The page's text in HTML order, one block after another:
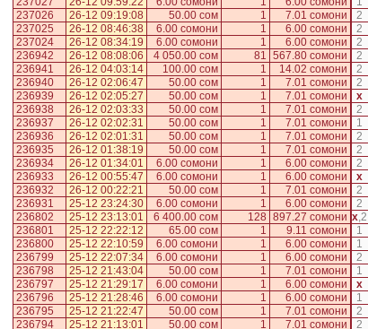
237026
26-12 09:19:08 50.00 сом 1 7.01 сомони 2
237025
26-12 08:46:38 6.00 сомони 1 6.00 сомони 2
237024
26-12 08:34:19 6.00 сомони 1 6.00 сомони 2
236942
26-12 08:08:06 4 050.00 сом 81 567.80 сомони 2
236941
26-12 04:03:14 100.00 сом 1 14.02 сомони 2
236940
26-12 02:06:47 50.00 сом 1 7.01 сомони 2
236939
26-12 02:05:27 50.00 сом 1 7.01 сомони x
236938
26-12 02:03:33 50.00 сом 1 7.01 сомони 2
236937
26-12 02:02:31 50.00 сом 1 7.01 сомони 1
236936
26-12 02:01:31 50.00 сом 1 7.01 сомони 2
236935
26-12 01:38:19 50.00 сом 1 7.01 сомони 2
236934
26-12 01:34:01 6.00 сомони 1 6.00 сомони 2
236933
26-12 00:55:47 6.00 сомони 1 6.00 сомони x
236932
26-12 00:22:21 50.00 сом 1 7.01 сомони 2
236931
25-12 23:24:30 6.00 сомони 1 6.00 сомони 2
236802
25-12 23:13:01 6 400.00 сом 128 897.27 сомони x,2
236801
25-12 22:22:12 65.00 сом 1 9.11 сомони 1
236800
25-12 22:10:59 6.00 сомони 1 6.00 сомони 1
236799
25-12 22:07:34 6.00 сомони 1 6.00 сомони 2
236798
25-12 21:43:04 50.00 сом 1 7.01 сомони 1
236797
25-12 21:29:17 6.00 сомони 1 6.00 сомони x
236796
25-12 21:28:46 6.00 сомони 1 6.00 сомони 1
236795
25-12 21:22:47 50.00 сом 1 7.01 сомони 2
236794
25-12 21:13:01 50.00 сом 1 7.01 сомони 2